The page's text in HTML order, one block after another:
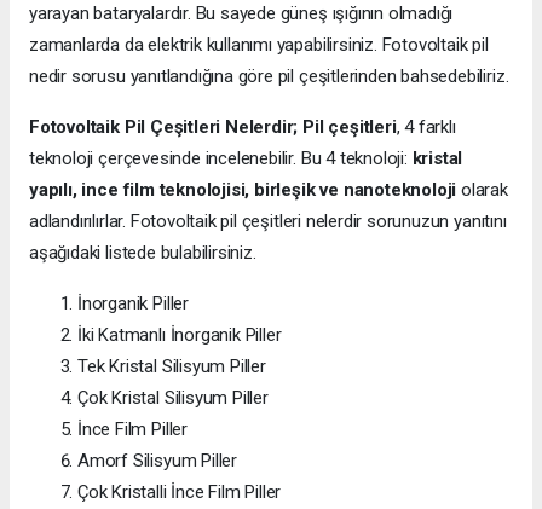
yarayan bataryalardır. Bu sayede güneş ışığının olmadığı
zamanlarda da elektrik kullanımı yapabilirsiniz. Fotovoltaik pil
nedir sorusu yanıtlandığına göre pil çeşitlerinden bahsedebiliriz.
Fotovoltaik Pil Çeşitleri Nelerdir; Pil çeşitleri, 4 farklı
teknoloji çerçevesinde incelenebilir. Bu 4 teknoloji: kristal
yapılı, ince film teknolojisi, birleşik ve nanoteknoloji olarak
adlandırılırlar. Fotovoltaik pil çeşitleri nelerdir sorunuzun yanıtını
aşağıdaki listede bulabilirsiniz.
İnorganik Piller
İki Katmanlı İnorganik Piller
Tek Kristal Silisyum Piller
Çok Kristal Silisyum Piller
İnce Film Piller
Amorf Silisyum Piller
Çok Kristalli İnce Film Piller